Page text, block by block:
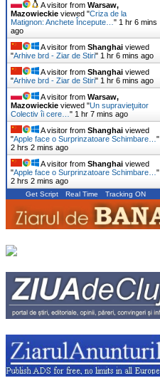
A visitor from Warsaw,
Mazowieckie viewed "Criza de la
Matignon: Anchete Începute… " 1 hr 6 mins
ago
A visitor from Shanghai viewed
"Arhive brd - Ziar de Stiri" 1 hr 6 mins ago
A visitor from Shanghai viewed
"Arhive brd - Ziar de Stiri" 1 hr 6 mins ago
A visitor from Warsaw,
Mazowieckie viewed "Un supravieţuitor
Colectiv îi cere… " 1 hr 7 mins ago
A visitor from Shanghai viewed
"Apple face o Surprinzatoare Schimbare… "
2 hrs 2 mins ago
A visitor from Shanghai viewed
"Apple face o Surprinzatoare Schimbare… "
2 hrs 2 mins ago
Get Script Real Time Tracking ON